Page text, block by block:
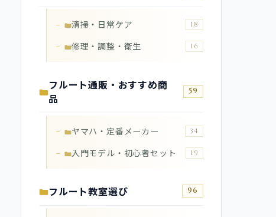
清掃・日常ケア 18
修理・調整・衛生 16
フルート通販・おすすめ商
品
59
ヤマハ・定番メーカー 34
入門モデル・初心者セット 19
フルート教室選び 96